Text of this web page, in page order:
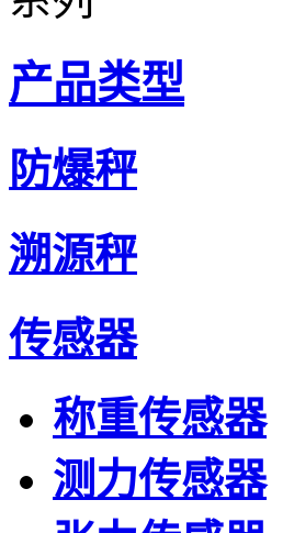
产品类型
防爆秤
溯源秤
传感器
称重传感器
测力传感器